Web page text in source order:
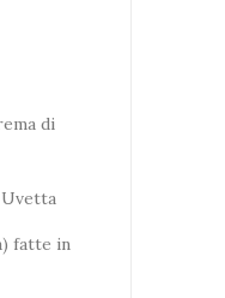
di
fatte in